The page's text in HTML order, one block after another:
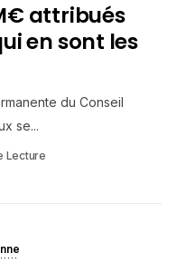
attribués
en sont les
du Conseil
se...
Lecture